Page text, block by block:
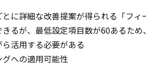
に詳細な改善提案が得られる「フ
るが、最低設定項目数が60あるた
活用する必要がある
への適用可能性